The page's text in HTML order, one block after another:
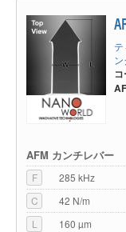
AFM カンチレバー
F
285 kHz
C
42 N/m
L
160 µm